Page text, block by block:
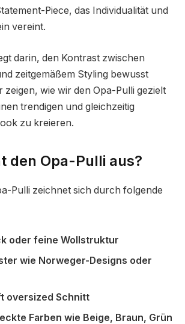
Piece, das Individualität und
vereint.
darin, den Kontrast zwischen
zeitgemäßem Styling bewusst
zeigen, wie wir den Opa-Pulli gezielt
trendigen und gleichzeitig
zu kreieren.
den Opa-Pulli aus?
Pulli zeichnet sich durch folgende
oder feine Wollstruktur
wie Norweger-Designs oder
oversized Schnitt
Farben wie Beige, Braun, Grün